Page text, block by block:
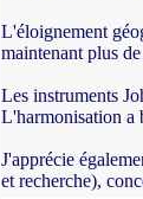
L'éloignement
maintenant plus
Les instruments
L'harmonisation a
J'apprécie
et recherche),